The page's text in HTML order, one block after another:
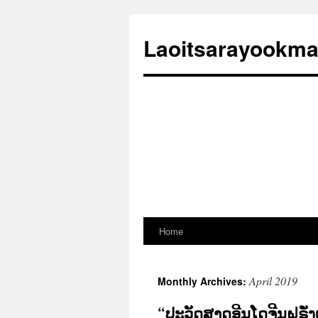
Skip
content
Home
Monthly Archives:April 2019
“ປະວັດສາດອີນໂດຈີນຝຣັ່ງ